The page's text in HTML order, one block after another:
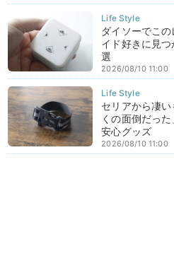
ダイソーでこ
イド好きに見
選
2026/08/10 11:00
セリアから凄
くの面倒だっ
安心グッズ
2026/08/10 11:00